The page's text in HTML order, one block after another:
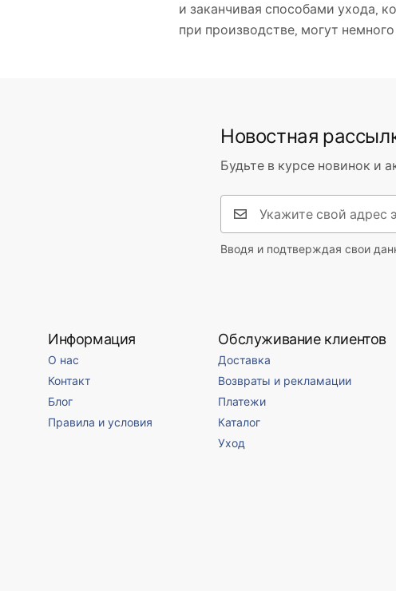
и заканчивая способами ухода,
при производстве, могут немного
Новостная
Будьте в курсе новинок и
Вводя и подтверждая свои
Информация
О нас
Контакт
Блог
Правила и условия
Обслуживание клиентов
Доставка
Возвраты и рекламации
Платежи
Каталог
Уход